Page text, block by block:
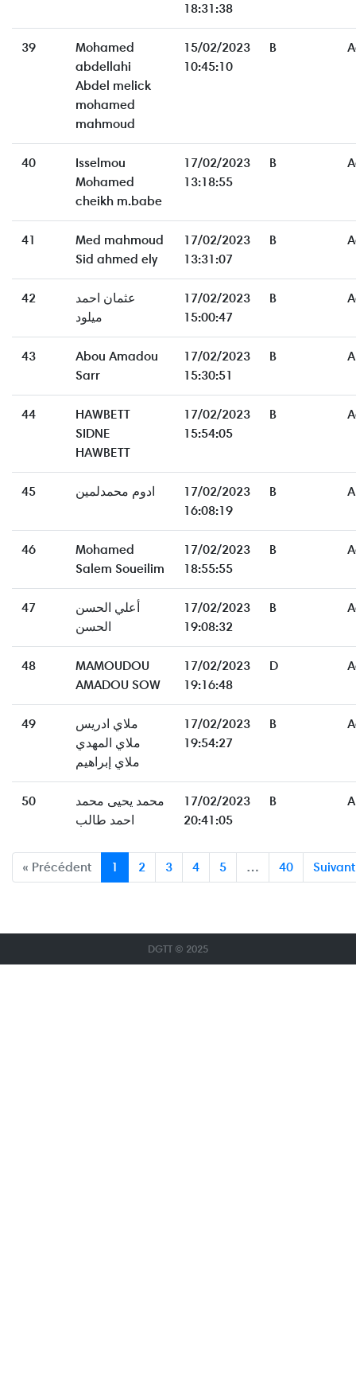
18:31:38
39
Mohamed
abdellahi
Abdel melick
mohamed
mahmoud
15/02/2023
10:45:10
B
40
Isselmou
Mohamed
cheikh m.babe
17/02/2023
13:18:55
B
41
Med mahmoud
Sid ahmed ely
17/02/2023
13:31:07
B
42
عثمان احمد
ميلود
17/02/2023
15:00:47
B
43
Abou Amadou
Sarr
17/02/2023
15:30:51
B
44
HAWBETT
SIDNE
HAWBETT
17/02/2023
15:54:05
B
45 ادوم محمدلمين
17/02/2023
16:08:19
B
46
Mohamed
Salem Soueilim
17/02/2023
18:55:55
B
47
أعلي الحسن
الحسن
17/02/2023
19:08:32
B
48
MAMOUDOU
AMADOU SOW
17/02/2023
19:16:48
D
49
ملاي ادريس
ملاي المهدي
ملاي إبراهيم
17/02/2023
19:54:27
B
50
محمد يحيى محمد
احمد طالب
17/02/2023
20:41:05
B
« Précédent 1 2 3 4 5 … 40
DGTT © 2025